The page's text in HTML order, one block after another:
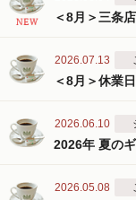
＜8月＞三条
2026.07.13
＜8月＞休業
2026.06.10
2026年 夏の
2026.05.08